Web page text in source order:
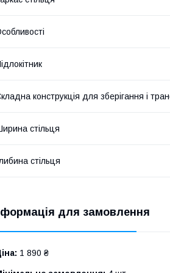
конструкція для зберігання і
стільця
стільця
для замовлення
1 890 ₴